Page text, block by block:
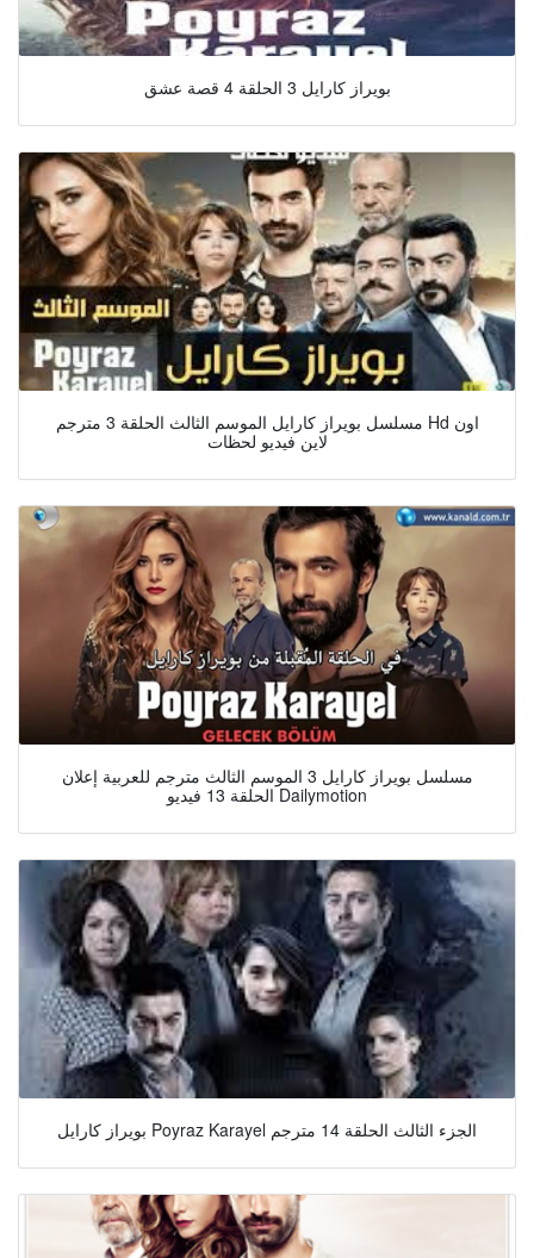
بويراز كارايل 3 الحلقة 4 قصة عشق
مسلسل بويراز كارايل الموسم الثالث الحلقة 3 مترجم Hd اون
لاين فيديو لحظات
مسلسل بويراز كارايل 3 الموسم الثالث مترجم للعربية إعلان
الحلقة 13 فيديو Dailymotion
بويراز كارايل Poyraz Karayel الجزء الثالث الحلقة 14 مترجم